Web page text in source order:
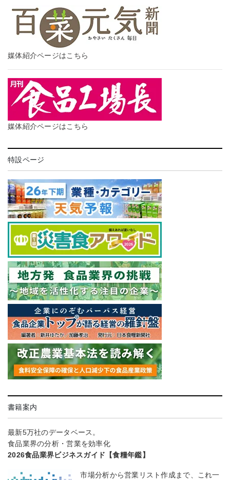
媒体紹介ページはこちら
媒体紹介ページはこちら
特設ページ
書籍案内
最新5万社のデータベース。
食品業界の分析・営業を効率化
2026食品業界ビジネスガイド【食糧年鑑】
市場分析から営業リスト作成まで、これ一